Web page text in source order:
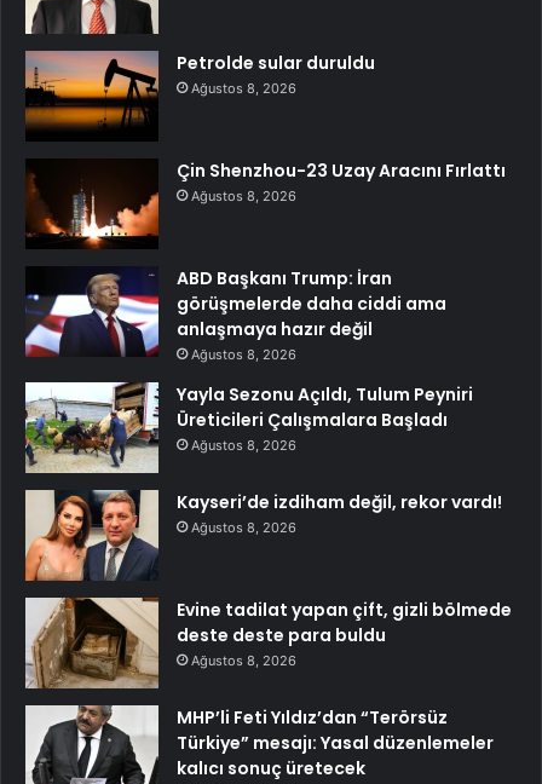
Petrolde sular duruldu
Ağustos 8, 2026
Çin Shenzhou-23 Uzay Aracını Fırlattı
Ağustos 8, 2026
ABD Başkanı Trump: İran
görüşmelerde daha ciddi ama
anlaşmaya hazır değil
Ağustos 8, 2026
Yayla Sezonu Açıldı, Tulum Peyniri
Üreticileri Çalışmalara Başladı
Ağustos 8, 2026
Kayseri’de izdiham değil, rekor vardı!
Ağustos 8, 2026
Evine tadilat yapan çift, gizli bölmede
deste deste para buldu
Ağustos 8, 2026
MHP’li Feti Yıldız’dan “Terörsüz
Türkiye” mesajı: Yasal düzenlemeler
kalıcı sonuç üretecek